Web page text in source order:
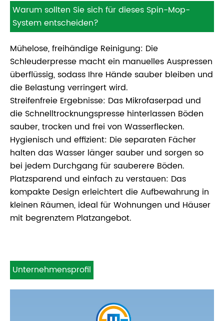
Warum sollten Sie sich für dieses Spin-Mop-
System entscheiden?
Mühelose, freihändige Reinigung: Die
Schleuderpresse macht ein manuelles Auspressen
überflüssig, sodass Ihre Hände sauber bleiben und
die Belastung verringert wird.
Streifenfreie Ergebnisse: Das Mikrofaserpad und
die Schnelltrocknungspresse hinterlassen Böden
sauber, trocken und frei von Wasserflecken.
Hygienisch und effizient: Die separaten Fächer
halten das Wasser länger sauber und sorgen so
bei jedem Durchgang für sauberere Böden.
Platzsparend und einfach zu verstauen: Das
kompakte Design erleichtert die Aufbewahrung in
kleinen Räumen, ideal für Wohnungen und Häuser
mit begrenztem Platzangebot.
Unternehmensprofil